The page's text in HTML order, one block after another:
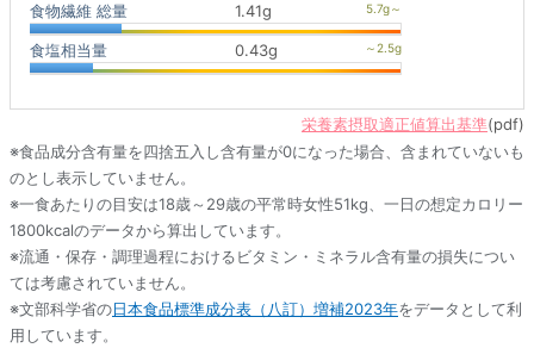
食物繊維 総量 1.41g
食塩相当量 0.43g
栄養素摂取適正値算出基準(pdf)
※食品成分含有量を四捨五入し含有量が0になった場合、含まれていないも
のとし表示していません。
※一食あたりの目安は18歳～29歳の平常時女性51kg、一日の想定カロリー
1800kcalのデータから算出しています。
※流通・保存・調理過程におけるビタミン・ミネラル含有量の損失につい
ては考慮されていません。
※文部科学省の日本食品標準成分表（八訂）増補2023年をデータとして利
用しています。